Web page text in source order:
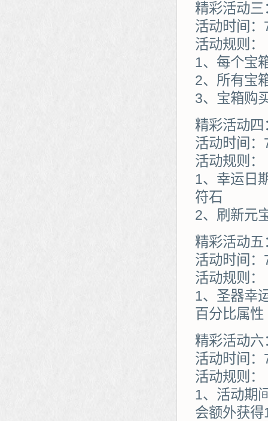
精彩活动
活动时间
活动规则：
1、每个宝
2、所有宝
3、宝箱购
精彩活动
活动时间
活动规则：
1、幸运日
符石
2、刷新元
精彩活动
活动时间
活动规则：
1、圣器幸
百分比属性
精彩活动
活动时间
活动规则：
1、活动期
会额外获